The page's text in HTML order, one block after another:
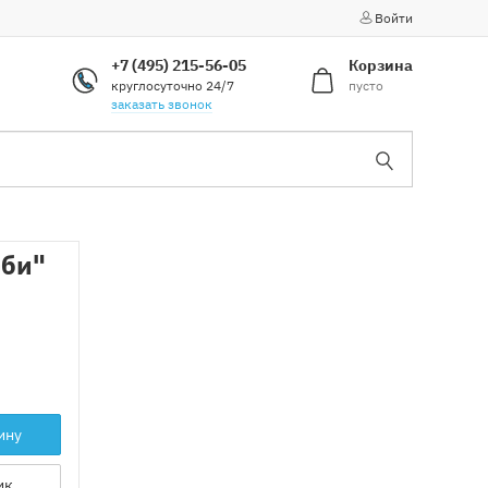
Войти
+7 (495) 215-56-05
круглосуточно 24/7
заказать звонок
Корзина
пусто